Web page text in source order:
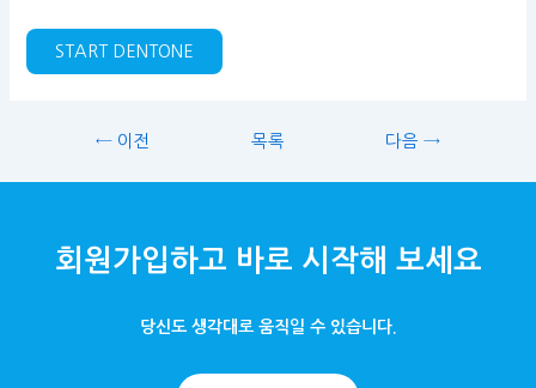
START DENTONE
← 이전 목록 다음 →
회원가입하고 바로 시작해 보세요
당신도 생각대로 움직일 수 있습니다.